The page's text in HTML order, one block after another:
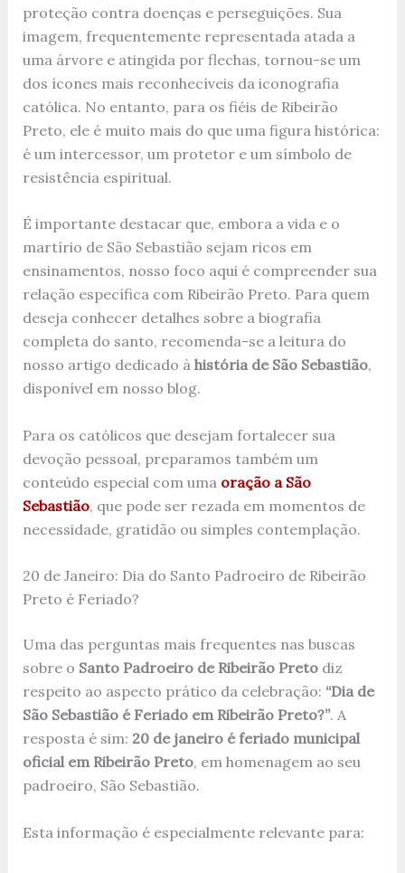
proteção contra doenças e perseguições. Sua
imagem, frequentemente representada atada a
uma árvore e atingida por flechas, tornou-se um
dos ícones mais reconhecíveis da iconografia
católica. No entanto, para os fiéis de Ribeirão
Preto, ele é muito mais do que uma figura histórica:
é um intercessor, um protetor e um símbolo de
resistência espiritual.
É importante destacar que, embora a vida e o
martírio de São Sebastião sejam ricos em
ensinamentos, nosso foco aqui é compreender sua
relação específica com Ribeirão Preto. Para quem
deseja conhecer detalhes sobre a biografia
completa do santo, recomenda-se a leitura do
nosso artigo dedicado à história de São Sebastião,
disponível em nosso blog.
Para os católicos que desejam fortalecer sua
devoção pessoal, preparamos também um
conteúdo especial com uma oração a São
Sebastião, que pode ser rezada em momentos de
necessidade, gratidão ou simples contemplação.
20 de Janeiro: Dia do Santo Padroeiro de Ribeirão
Preto é Feriado?
Uma das perguntas mais frequentes nas buscas
sobre o Santo Padroeiro de Ribeirão Pretodiz
respeito ao aspecto prático da celebração: “Dia de
São Sebastião é Feriado em Ribeirão Preto?”. A
resposta é sim: 20 de janeiro é feriado municipal
oficial em Ribeirão Preto, em homenagem ao seu
padroeiro, São Sebastião.
Esta informação é especialmente relevante para: